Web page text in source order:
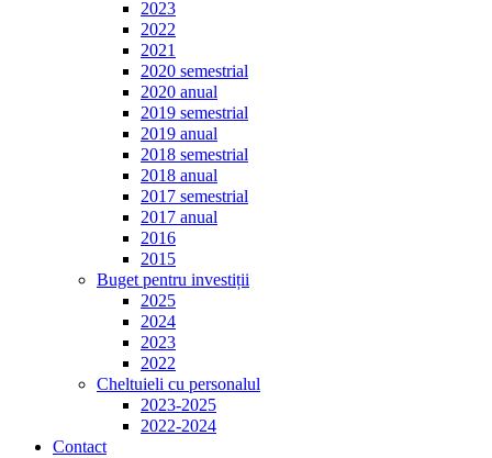
2023
2022
2021
2020 semestrial
2020 anual
2019 semestrial
2019 anual
2018 semestrial
2018 anual
2017 semestrial
2017 anual
2016
2015
Buget pentru investiții
2025
2024
2023
2022
Cheltuieli cu personalul
2023-2025
2022-2024
Contact